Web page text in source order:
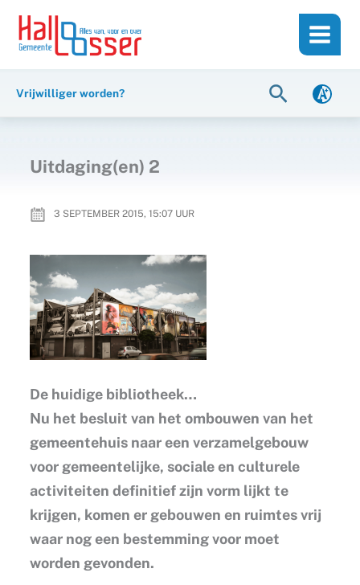
inhoud
naar
Vrijwilliger worden? Zoeken
Uitdaging(en) 2
3 SEPTEMBER 2015, 15:07UUR
De huidige bibliotheek…
Nu het besluit van het ombouwen van het
gemeentehuis naar een verzamelgebouw
voor gemeentelijke, sociale en culturele
activiteiten definitief zijn vorm lijkt te
krijgen, komen er gebouwen en ruimtes vrij
waar nog een bestemming voor moet
worden gevonden.